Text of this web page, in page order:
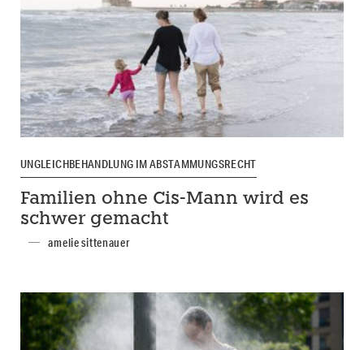
UNGLEICHBEHANDLUNG IM ABSTAMMUNGSRECHT
Familien ohne Cis-Mann wird es
schwer gemacht
amelie sittenauer